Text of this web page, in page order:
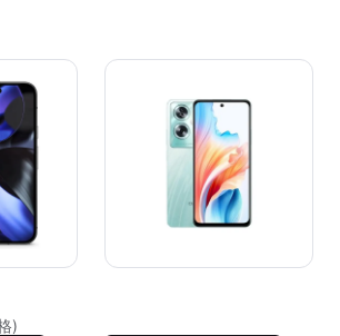
価格：
)